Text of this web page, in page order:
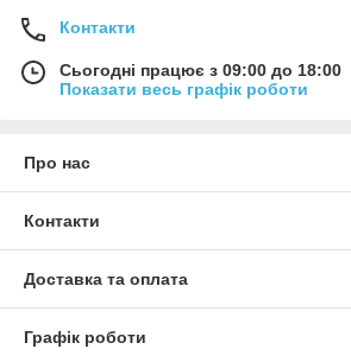
Контакти
Сьогодні працює з 09:00 до 18:00
Показати весь графік роботи
Про нас
Контакти
Доставка та оплата
Графік роботи